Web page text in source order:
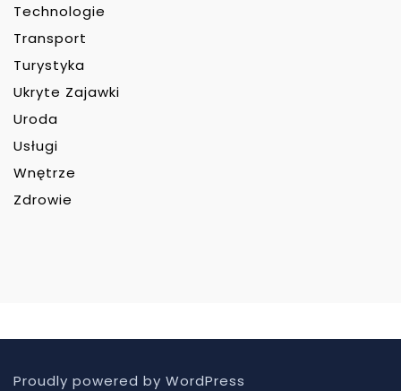
Technologie
Transport
Turystyka
Ukryte Zajawki
Uroda
Usługi
Wnętrze
Zdrowie
Proudly powered by WordPress